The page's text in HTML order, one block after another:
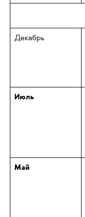
Декабрь
Июль
Май